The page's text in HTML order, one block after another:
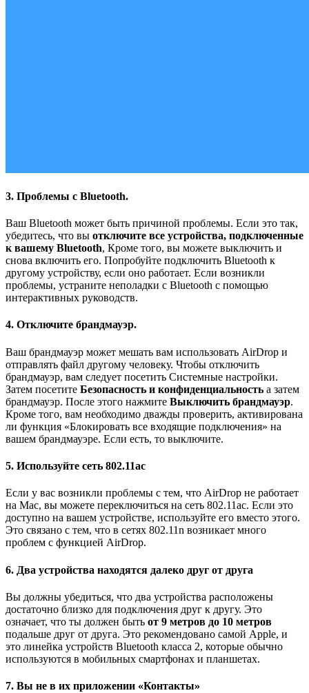
3. Проблемы с Bluetooth.
Ваш Bluetooth может быть причиной проблемы. Если это так,
убедитесь, что вы отключите все устройства, подключенные
к вашему Bluetooth, Кроме того, вы можете выключить и
снова включить его. Попробуйте подключить Bluetooth к
другому устройству, если оно работает. Если возникли
проблемы, устраните неполадки с Bluetooth с помощью
интерактивных руководств.
4. Отключите брандмауэр.
Ваш брандмауэр может мешать вам использовать AirDrop и
отправлять файл другому человеку. Чтобы отключить
брандмауэр, вам следует посетить Системные настройки.
Затем посетите Безопасность и конфиденциальность а затем
брандмауэр. После этого нажмите Выключить брандмауэр.
Кроме того, вам необходимо дважды проверить, активирована
ли функция «Блокировать все входящие подключения» на
вашем брандмауэре. Если есть, то выключите.
5. Используйте сеть 802.11ac
Если у вас возникли проблемы с тем, что AirDrop не работает
на Mac, вы можете переключиться на сеть 802.11ac. Если это
доступно на вашем устройстве, используйте его вместо этого.
Это связано с тем, что в сетях 802.11n возникает много
проблем с функцией AirDrop.
6. Два устройства находятся далеко друг от друга
Вы должны убедиться, что два устройства расположены
достаточно близко для подключения друг к другу. Это
означает, что ты должен быть от 9 метров до 10 метров
подальше друг от друга. Это рекомендовано самой Apple, и
это линейка устройств Bluetooth класса 2, которые обычно
используются в мобильных смартфонах и планшетах.
7. Вы не в их приложении «Контакты»